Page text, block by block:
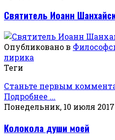
Святитель Иоанн
Опубликовано в
лирика
Теги
Станьте первым
Подробнее ...
Понедельник, 10 июля 2017
Колокола души моей